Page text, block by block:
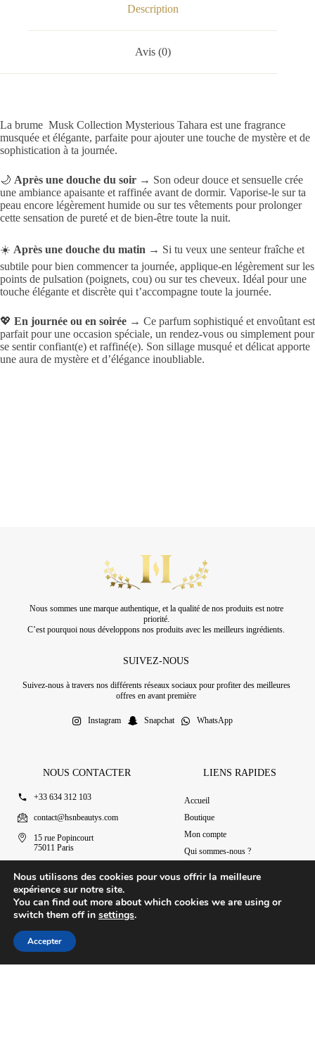
Description
Avis (0)
La brume Musk Collection Mysterious Tahara est une fragrance
musquée et élégante, parfaite pour ajouter une touche de mystère et de
sophistication à ta journée.
🌙 Après une douche du soir → Son odeur douce et sensuelle crée
une ambiance apaisante et raffinée avant de dormir. Vaporise-le sur ta
peau encore légèrement humide ou sur tes vêtements pour prolonger
cette sensation de pureté et de bien-être toute la nuit.
☀️ Après une douche du matin → Si tu veux une senteur fraîche et
subtile pour bien commencer ta journée, applique-en légèrement sur les
points de pulsation (poignets, cou) ou sur tes cheveux. Idéal pour une
touche élégante et discrète qui t’accompagne toute la journée.
💖 En journée ou en soirée → Ce parfum sophistiqué et envoûtant est
parfait pour une occasion spéciale, un rendez-vous ou simplement pour
se sentir confiant(e) et raffiné(e). Son sillage musqué et délicat apporte
une aura de mystère et d’élégance inoubliable.
Nous sommes une marque authentique, et la qualité de nos produits est notre
priorité.
C’est pourquoi nous développons nos produits avec les meilleurs ingrédients.
SUIVEZ-NOUS
Suivez-nous à travers nos différents réseaux sociaux pour profiter des meilleures
offres en avant première
Instagram Snapchat WhatsApp
NOUS CONTACTER
+33 634 312 103
contact@hsnbeautys.com
15 rue Popincourt
75011 Paris
LIENS RAPIDES
Accueil
Boutique
Mon compte
Qui sommes-nous ?
Nous utilisons des cookies pour vous offrir la meilleure
expérience sur notre site.
You can find out more about which cookies we are using or
switch them off in settings.
Accepter
Accueil